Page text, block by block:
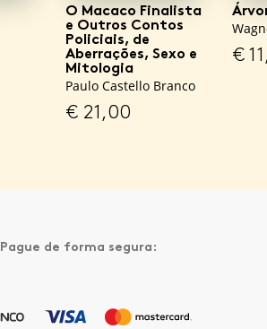
O Macaco Finalista
e Outros Contos
Policiais, de
Aberrações, Sexo e
Mitologia
Paulo Castello Branco
€ 21,00
€
Pague de forma segura: